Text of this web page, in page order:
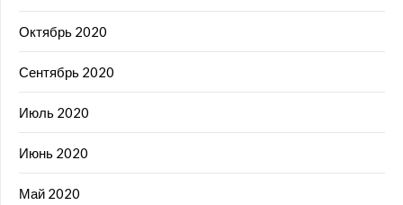
Октябрь 2020
Сентябрь 2020
Июль 2020
Июнь 2020
Май 2020